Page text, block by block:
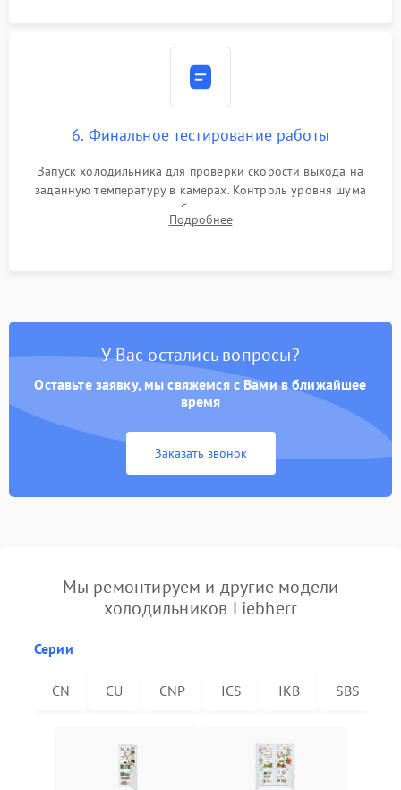
6. Финальное тестирование работы
Запуск холодильника для проверки скорости выхода на
заданную температуру в камерах. Контроль уровня шума
компрессора, отсутствия обмерзания стенок и корректного
срабатывания системы автоматической оттайки.
Подробнее
У Вас остались вопросы?
Оставьте заявку, мы свяжемся с Вами в ближайшее
время
Заказать звонок
Мы ремонтируем и другие модели
холодильников Liebherr
Серии
CN CU CNP ICS IKB SBS